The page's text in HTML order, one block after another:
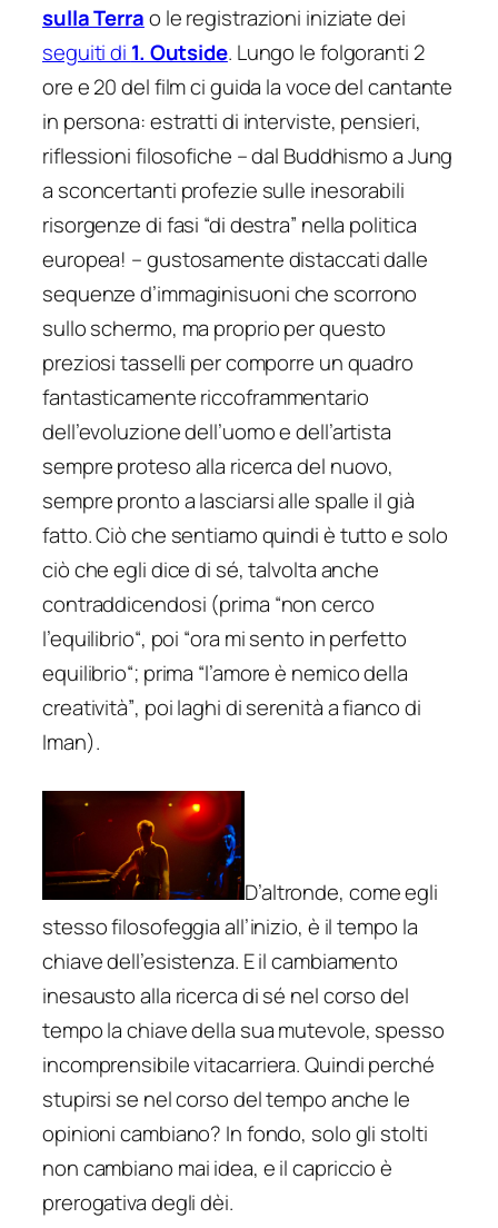
sulla Terrao le registrazioni iniziate dei
seguiti di 1. Outside. Lungo le folgoranti 2
ore e 20 del film ci guida la voce del cantante
in persona: estratti di interviste, pensieri,
riflessioni filosofiche – dal Buddhismo a Jung
a sconcertanti profezie sulle inesorabili
risorgenze di fasi “di destra” nella politica
europea! – gustosamente distaccati dalle
sequenze d’immaginisuoniche scorrono
sullo schermo, ma proprio per questo
preziosi tasselli per comporre un quadro
fantasticamentericcoframmentario
dell’evoluzione dell’uomo e dell’artista
sempre proteso alla ricerca del nuovo,
sempre pronto a lasciarsi alle spalle il già
fatto. Ciò che sentiamo quindi è tutto e solo
ciò che egli dice di sé, talvolta anche
contraddicendosi (prima “non cerco
l’equilibrio“, poi “ora mi sento in perfetto
equilibrio“; prima “l’amore è nemico della
creatività”, poi laghi di serenità a fianco di
Iman).
D’altronde, come egli
stesso filosofeggia all’inizio, è il tempo la
chiave dell’esistenza. E il cambiamento
inesausto alla ricerca di sé nel corso del
tempo la chiave della sua mutevole, spesso
incomprensibilevitacarriera. Quindi perché
stupirsi se nel corso del tempo anche le
opinioni cambiano? In fondo, solo gli stolti
non cambiano mai idea, e il capriccio è
prerogativa degli dèi.